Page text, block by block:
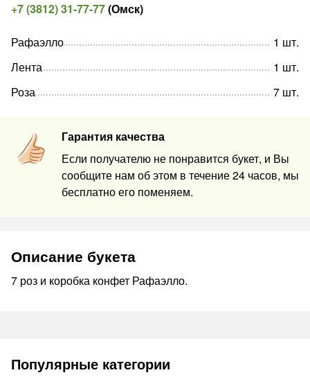
+7 (3812) 31-77-77(Омск)
Гарантия качества
Если получателю не понравится букет, и Вы
сообщите нам об этом в течение 24 часов, мы
бесплатно его поменяем.
Рафаэлло 1 шт.
Лента
1 шт.
Роза
7 шт.
Описание букета
7 роз и коробка конфет Рафаэлло.
Популярные категории